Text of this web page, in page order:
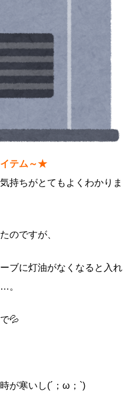
テム～★
持ちがとてもよくわかりま
のですが、
ブに灯油がなくなると入れ
。
💦
が寒いし(´；ω；`)